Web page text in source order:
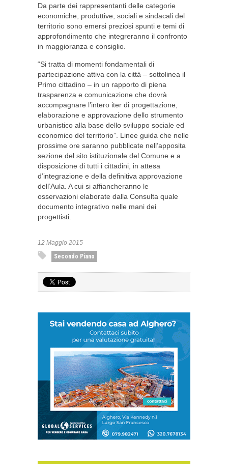
Da parte dei rappresentanti delle categorie
economiche, produttive, sociali e sindacali del
territorio sono emersi preziosi spunti e temi di
approfondimento che integreranno il confronto
in maggioranza e consiglio.
“Si tratta di momenti fondamentali di
partecipazione attiva con la città – sottolinea il
Primo cittadino – in un rapporto di piena
trasparenza e comunicazione che dovrà
accompagnare l’intero iter di progettazione,
elaborazione e approvazione dello strumento
urbanistico alla base dello sviluppo sociale ed
economico del territorio”. Linee guida che nelle
prossime ore saranno pubblicate nell’apposita
sezione del sito istituzionale del Comune e a
disposizione di tutti i cittadini, in attesa
d’integrazione e della definitiva approvazione
dell’Aula. A cui si affiancheranno le
osservazioni elaborate dalla Consulta quale
documento integrativo nelle mani dei
progettisti.
12 Maggio 2015
Secondo Piano